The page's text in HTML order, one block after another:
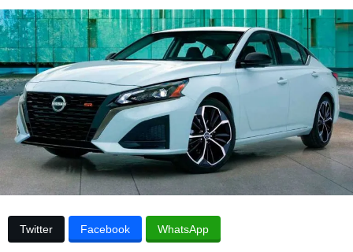
e
l
a
p
u
b
l
i
c
a
d
e
s
d
e
l
a
p
u
b
Twitter Facebook WhatsApp